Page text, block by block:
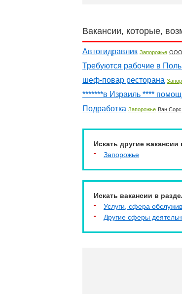
Вакансии, которые,
Автогидравлик Запорожье ООО
Требуются рабочие в
шеф-повар ресторана
*******в Израиль ****
Подработка Запорожье Ван Сорс
Искать другие вакансии
Запорожье
Искать вакансии в
Услуги, cфера
Другие сферы